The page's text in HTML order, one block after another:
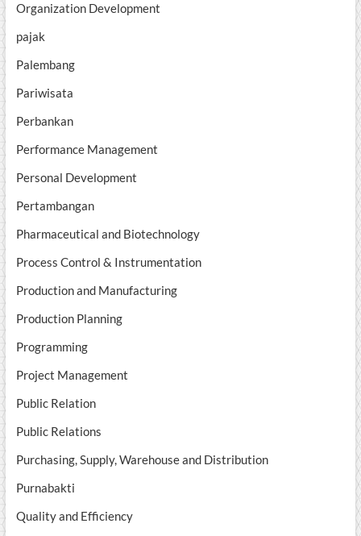
Organization Development
pajak
Palembang
Pariwisata
Perbankan
Performance Management
Personal Development
Pertambangan
Pharmaceutical and Biotechnology
Process Control & Instrumentation
Production and Manufacturing
Production Planning
Programming
Project Management
Public Relation
Public Relations
Purchasing, Supply, Warehouse and Distribution
Purnabakti
Quality and Efficiency